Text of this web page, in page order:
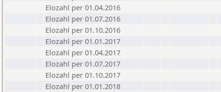
Elozahl per 01.04.2016
Elozahl per 01.07.2016
Elozahl per 01.10.2016
Elozahl per 01.01.2017
Elozahl per 01.04.2017
Elozahl per 01.07.2017
Elozahl per 01.10.2017
Elozahl per 01.01.2018